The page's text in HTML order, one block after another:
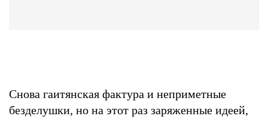
Снова гаитянская фактура и неприметные
безделушки, но на этот раз заряженные идеей,